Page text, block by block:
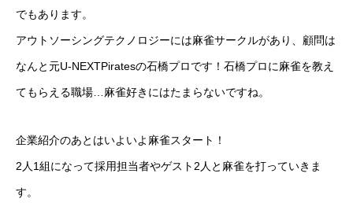
でもあります。
アウトソーシングテクノロジーには麻雀サークルがあり、顧問は
なんと元U-NEXTPiratesの石橋プロです！石橋プロに麻雀を教え
てもらえる職場…麻雀好きにはたまらないですね。
企業紹介のあとはいよいよ麻雀スタート！
2人1組になって採用担当者やゲスト2人と麻雀を打っていきま
す。